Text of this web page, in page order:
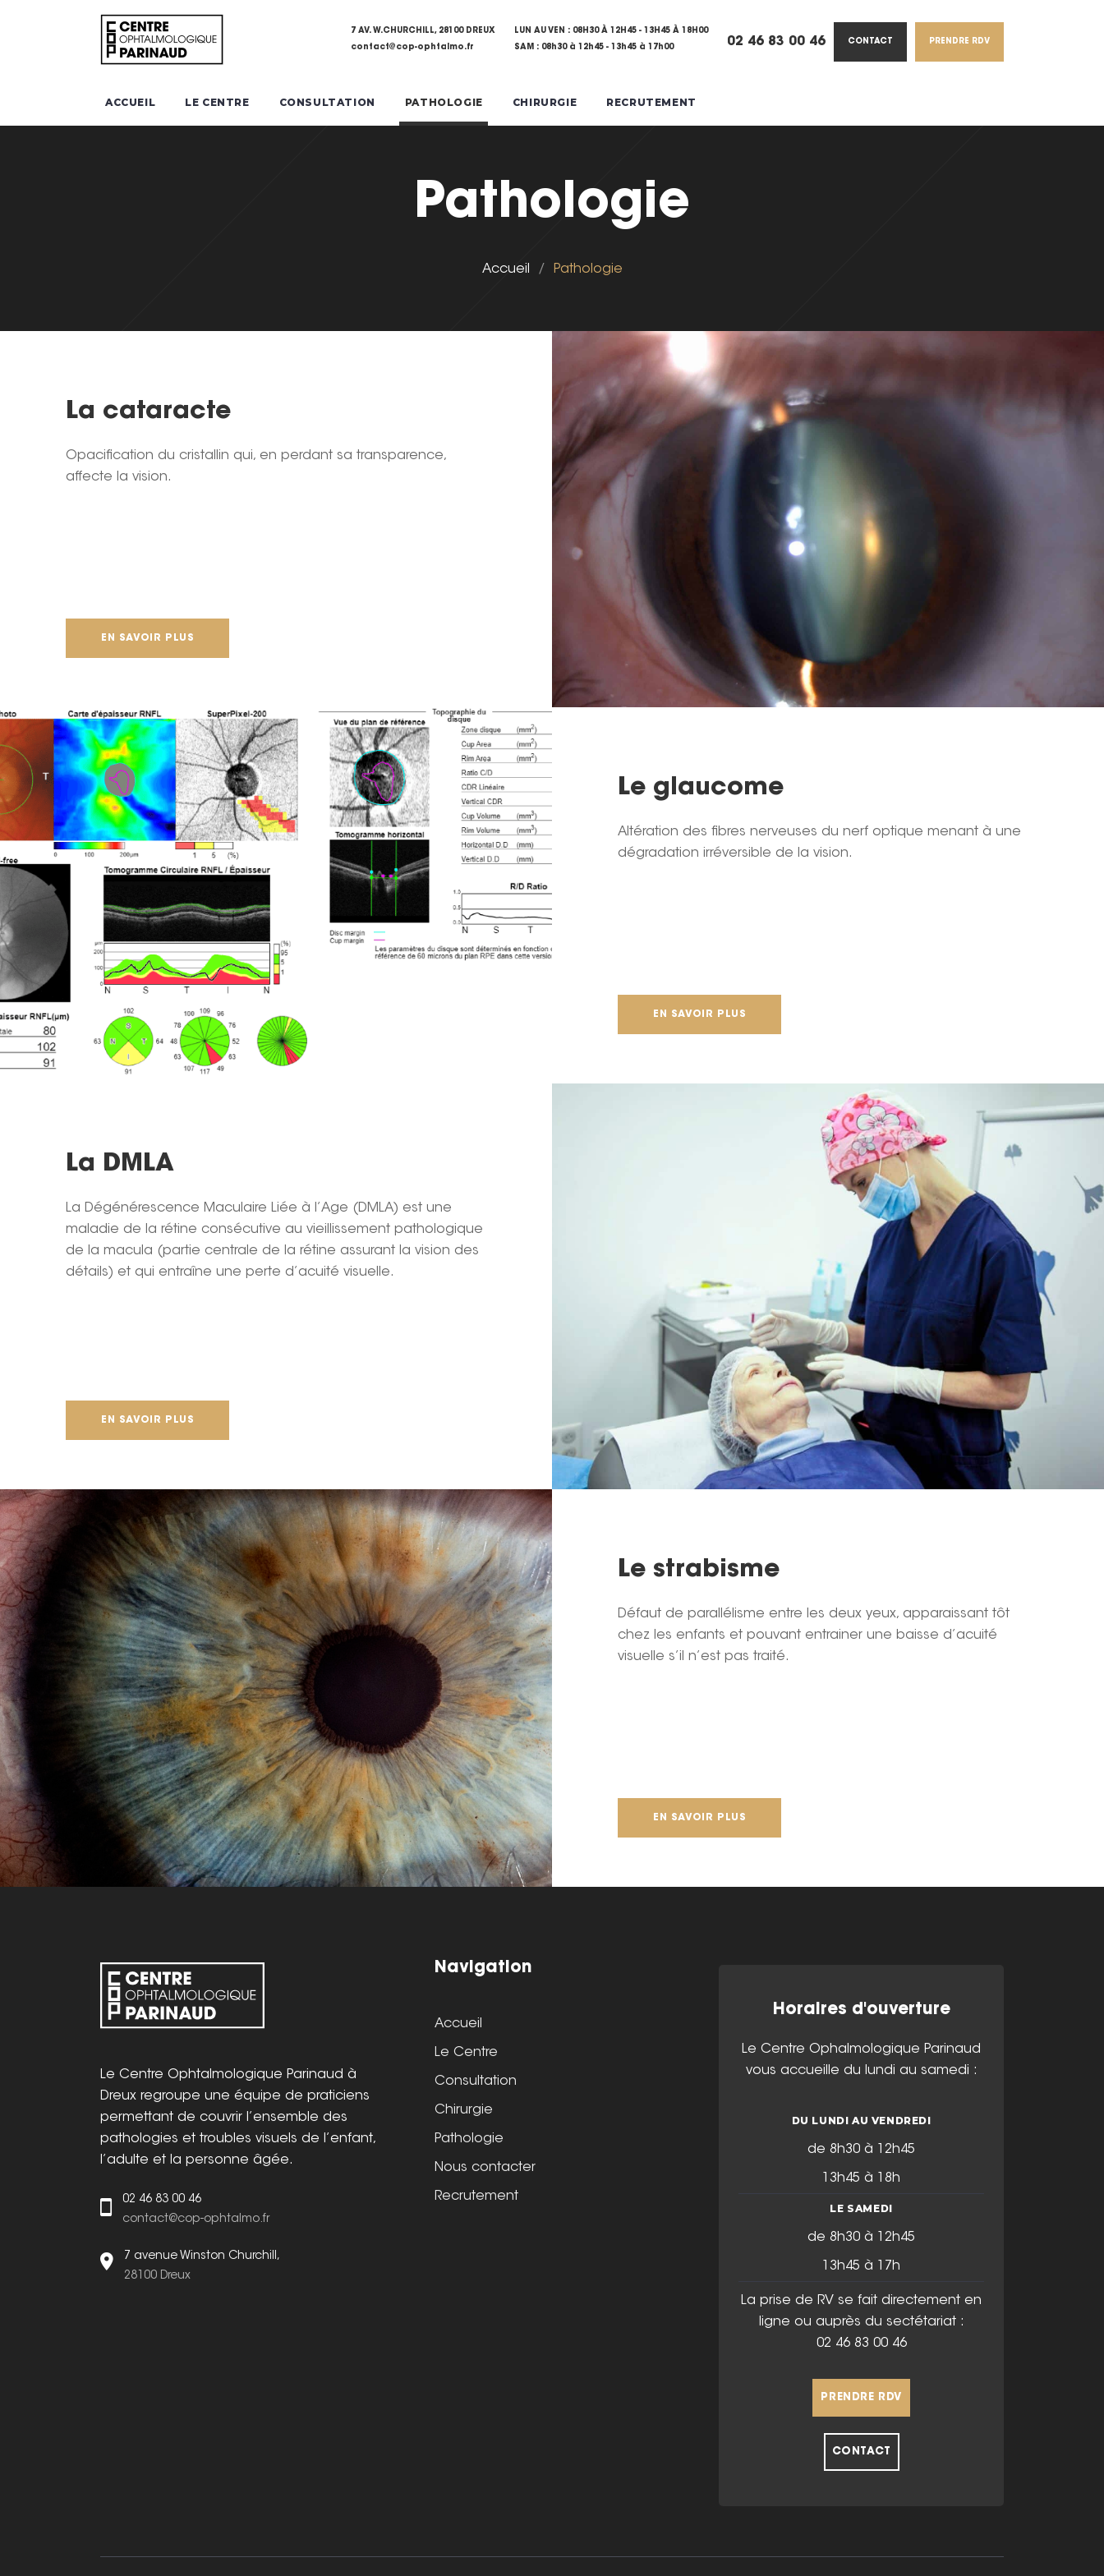
7 AV. W.CHURCHILL, 28100 DREUX
contact@cop-ophtalmo.fr
LUN AU VEN : 08H30 À 12H45 - 13H45 À 18H00
SAM : 08h30 à 12h45 - 13h45 à 17h00
02 46 83 00 46 CONTACT PRENDRE RDV
ACCUEIL LE CENTRE CONSULTATION PATHOLOGIE CHIRURGIE RECRUTEMENT
Pathologie
Accueil / Pathologie
La cataracte
Opacification du cristallin qui, en perdant sa transparence,
affecte la vision.
EN SAVOIR PLUS
Le glaucome
Altération des fibres nerveuses du nerf optique menant à une
dégradation irréversible de la vision.
EN SAVOIR PLUS
La DMLA
La Dégénérescence Maculaire Liée à l’Age (DMLA) est une
maladie de la rétine consécutive au vieillissement pathologique
de la macula (partie centrale de la rétine assurant la vision des
détails) et qui entraîne une perte d’acuité visuelle.
EN SAVOIR PLUS
Le strabisme
Défaut de parallélisme entre les deux yeux, apparaissant tôt
chez les enfants et pouvant entrainer une baisse d’acuité
visuelle s’il n’est pas traité.
EN SAVOIR PLUS
Le Centre Ophtalmologique Parinaud à
Dreux regroupe une équipe de praticiens
permettant de couvrir l’ensemble des
pathologies et troubles visuels de l’enfant,
l’adulte et la personne âgée.
02 46 83 00 46
contact@cop-ophtalmo.fr
7 avenue Winston Churchill,
28100 Dreux
Navigation
Accueil
Le Centre
Consultation
Chirurgie
Pathologie
Nous contacter
Recrutement
Horaires d'ouverture
Le Centre Ophalmologique Parinaud
vous accueille du lundi au samedi :
DU LUNDI AU VENDREDI
de 8h30 à 12h45
13h45 à 18h
LE SAMEDI
de 8h30 à 12h45
13h45 à 17h
La prise de RV se fait directement en
ligne ou auprès du sectétariat :
02 46 83 00 46
PRENDRE RDV
CONTACT